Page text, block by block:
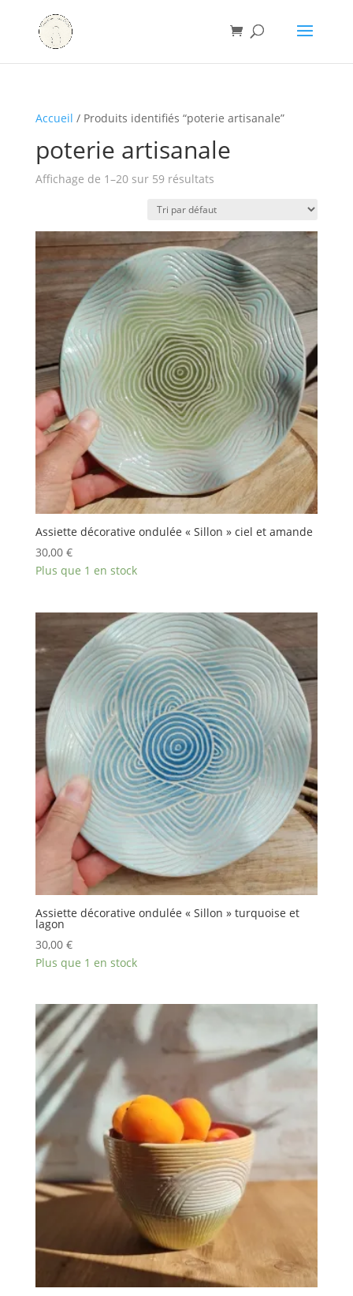
Accueil / Produits identifiés “poterie artisanale”
poterie artisanale
Affichage de 1–20 sur 59 résultats
Assiette décorative ondulée « Sillon » ciel et amande
30,00 €
Plus que 1 en stock
Assiette décorative ondulée « Sillon » turquoise et
lagon
30,00 €
Plus que 1 en stock